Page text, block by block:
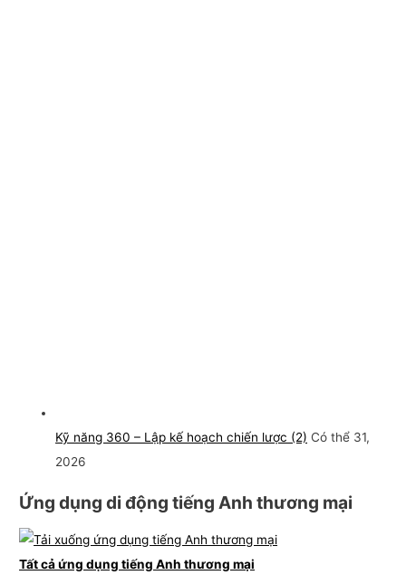
Kỹ năng 360 – Lập kế hoạch chiến lược (2) Có thể 31,
2026
Ứng dụng di động tiếng Anh thương mại
Tất cả ứng dụng tiếng Anh thương mại